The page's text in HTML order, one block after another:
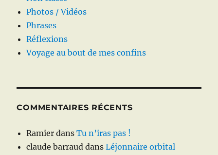
Photos / Vidéos
Phrases
Réflexions
Voyage au bout de mes confins
COMMENTAIRES RÉCENTS
Ramier dansTu n’iras pas !
claude barraud dansLéjonnaire orbital